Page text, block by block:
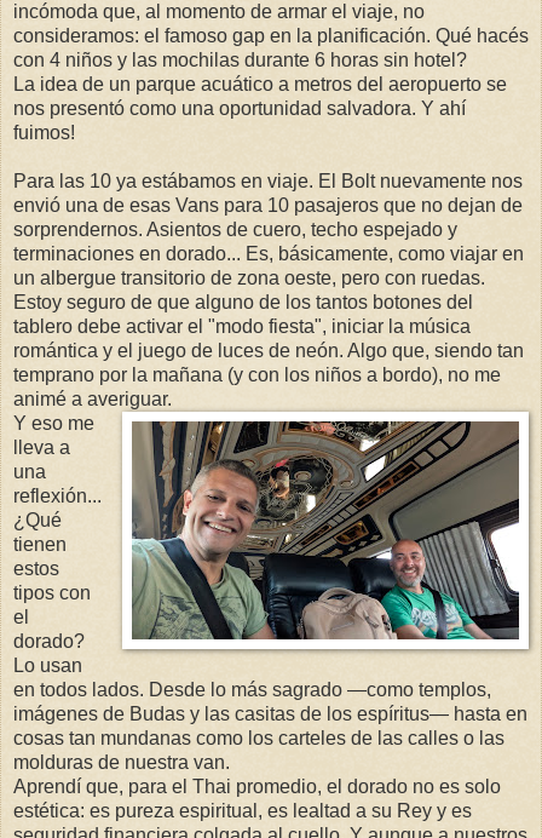
incómoda que, al momento de armar el viaje, no
consideramos: el famoso gap en la planificación. Qué hacés
con 4 niños y las mochilas durante 6 horas sin hotel?
La idea de un parque acuático a metros del aeropuerto se
nos presentó como una oportunidad salvadora. Y ahí
fuimos!
Para las 10 ya estábamos en viaje. El Bolt nuevamente nos
envió una de esas Vans para 10 pasajeros que no dejan de
sorprendernos. Asientos de cuero, techo espejado y
terminaciones en dorado... Es, básicamente, como viajar en
un albergue transitorio de zona oeste, pero con ruedas.
Estoy seguro de que alguno de los tantos botones del
tablero debe activar el "modo fiesta", iniciar la música
romántica y el juego de luces de neón. Algo que, siendo tan
temprano por la mañana (y con los niños a bordo), no me
animé a averiguar.
Y eso me
lleva a
una
reflexión...
¿Qué
tienen
estos
tipos con
el
dorado?
Lo usan
en todos lados. Desde lo más sagrado —como templos,
imágenes de Budas y las casitas de los espíritus— hasta en
cosas tan mundanas como los carteles de las calles o las
molduras de nuestra van.
Aprendí que, para el Thai promedio, el dorado no es solo
estética: es pureza espiritual, es lealtad a su Rey y es